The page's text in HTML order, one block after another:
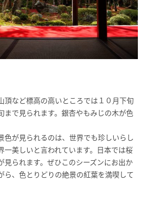
頂など標高の高いところでは１０月下旬
まで見られます。銀杏やもみじの木が色
色が見られるのは、世界でも珍しいらし
一美しいと言われています。日本では桜
見られます。ぜひこのシーズンにお出か
ら、色とりどりの絶景の紅葉を満喫して